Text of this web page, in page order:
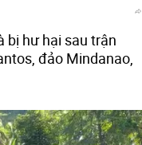
bị hư hại sau trận
đảo Mindanao,